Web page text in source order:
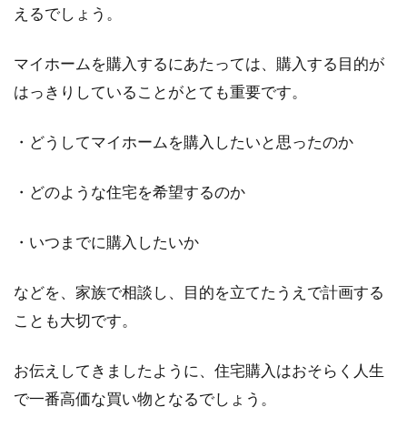
えるでしょう。
マイホームを購入するにあたっては、購入する目的が
はっきりしていることがとても重要です。
・どうしてマイホームを購入したいと思ったのか
・どのような住宅を希望するのか
・いつまでに購入したいか
などを、家族で相談し、目的を立てたうえで計画する
ことも大切です。
お伝えしてきましたように、住宅購入はおそらく人生
で一番高価な買い物となるでしょう。